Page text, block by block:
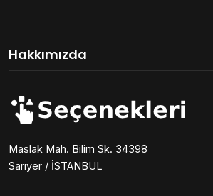
Hakkımızda
Maslak Mah. Bilim Sk. 34398
Sarıyer / İSTANBUL